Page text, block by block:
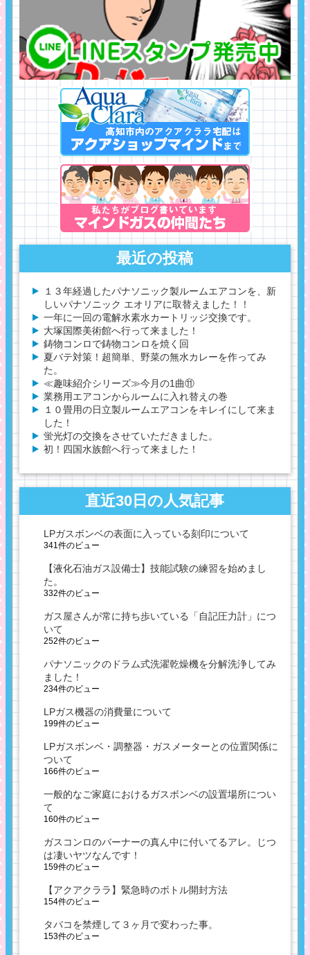
最近の投稿
１３年経過したパナソニック製ルームエアコンを、新
しいパナソニック エオリアに取替えました！！
一年に一回の電解水素水カートリッジ交換です。
大塚国際美術館へ行って来ました！
鋳物コンロで鋳物コンロを焼く回
夏バテ対策！超簡単、野菜の無水カレーを作ってみ
た。
≪趣味紹介シリーズ≫今月の1曲⑪
業務用エアコンからルームに入れ替えの巻
１０畳用の日立製ルームエアコンをキレイにして来ま
した！
蛍光灯の交換をさせていただきました。
初！四国水族館へ行って来ました！
直近30日の人気記事
LPガスボンベの表面に入っている刻印について
341件のビュー
【液化石油ガス設備士】技能試験の練習を始めまし
た。
332件のビュー
ガス屋さんが常に持ち歩いている「自記圧力計」につ
いて
252件のビュー
パナソニックのドラム式洗濯乾燥機を分解洗浄してみ
ました！
234件のビュー
LPガス機器の消費量について
199件のビュー
LPガスボンベ・調整器・ガスメーターとの位置関係に
ついて
166件のビュー
一般的なご家庭におけるガスボンベの設置場所につい
て
160件のビュー
ガスコンロのバーナーの真ん中に付いてるアレ。じつ
は凄いヤツなんです！
159件のビュー
【アクアクララ】緊急時のボトル開封方法
154件のビュー
タバコを禁煙して３ヶ月で変わった事。
153件のビュー